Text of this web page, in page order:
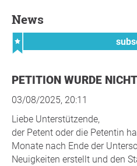
News
PETITION WURDE
03/08/2025, 20:11
Liebe Unterstützende,
der Petent oder die Petentin
Monate nach Ende der
Neuigkeiten erstellt und den